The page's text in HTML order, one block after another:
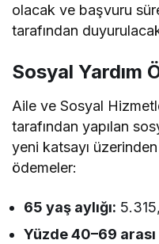
olacak ve başvuru
tarafından
Sosyal Yardım
Aile ve Sosyal
tarafından yapılan
yeni katsayı üzerinden
ödemeler:
65 yaş aylığı:
Yüzde 40–69 arası